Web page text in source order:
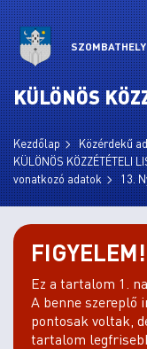
KÜLÖNÖS
Kezdőlap Közérdekű
KÜLÖNÖS KÖZZÉTÉTELI
vonatkozó adatok
13.
FIGYELEM!
Ez a tartalom 1.
A benne szereplő
pontosak voltak,
tartalom